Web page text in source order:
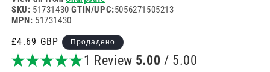
SKU: 51731430GTIN/UPC:5056271505213
MPN: 51731430
Редовна
цена
£4.69 GBP Продадено
1 Review 5.00 / 5.00